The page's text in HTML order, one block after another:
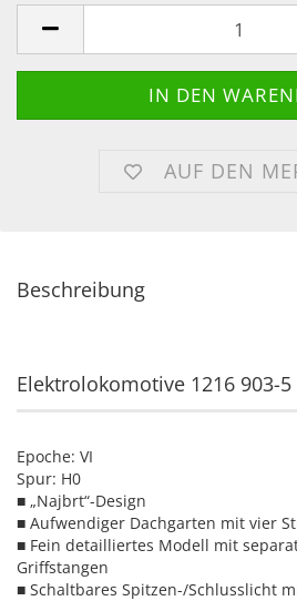
AUF DEN
Beschreibung
Elektrolokomotive 1216 903-5
Epoche: VI
Spur: H0
■ „Najbrt“-Design
■ Aufwendiger Dachgarten mit vier
■ Fein detailliertes Modell mit
Griffstangen
■ Schaltbares Spitzen-/Schlusslicht